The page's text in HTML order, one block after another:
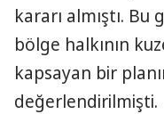
kararı almıştı. Bu
bölge halkının
kapsayan bir
değerlendirilmişti.